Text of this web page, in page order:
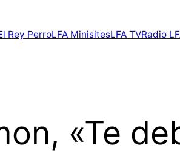
Rey PerroLFA MinisitesLFA TVRadio
«Te